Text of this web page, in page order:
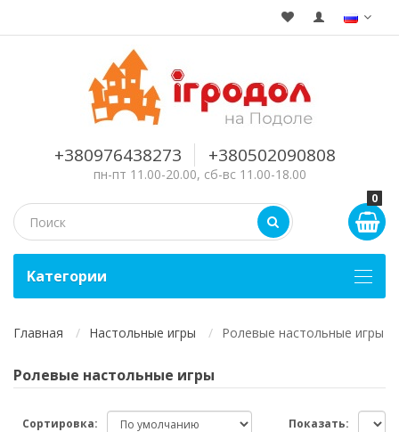
+380976438273 +380502090808
пн-пт 11.00-20.00, сб-вс 11.00-18.00
0
Kатегории
Главная Настольные игры Ролевые настольные игры
Ролевые настольные игры
Сортировка: Показать: